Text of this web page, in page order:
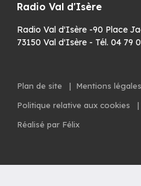
Radio Val d'Isère
Radio Val d'Isère -90 Place
73150 Val d'Isère - Tél. 04 79
Plan de site | Mentions légales
Politique relative aux cookies
|
Réalisé par Félix